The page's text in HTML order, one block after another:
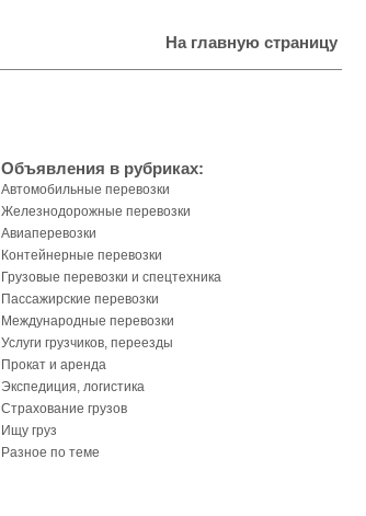
На главную страницу
Объявления в рубриках:
Автомобильные перевозки
Железнодорожные перевозки
Авиаперевозки
Контейнерные перевозки
Грузовые перевозки и спецтехника
Пассажирские перевозки
Международные перевозки
Услуги грузчиков, переезды
Прокат и аренда
Экспедиция, логистика
Страхование грузов
Ищу груз
Разное по теме